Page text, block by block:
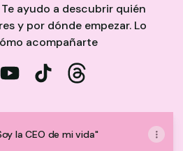
ayudo a descubrir quién
y por dónde empezar. Lo
acompañarte
la CEO de mi vida"